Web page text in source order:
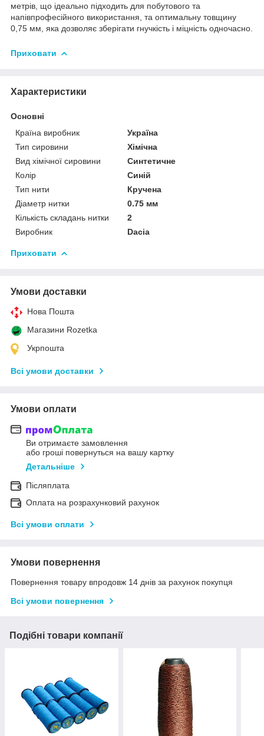
метрів, що ідеально підходить для побутового та
напівпрофесійного використання, та оптимальну товщину
0,75 мм, яка дозволяє зберігати гнучкість і міцність одночасно.
Приховати
Характеристики
Основні
Країна виробник
Україна
Тип сировини
Хімічна
Вид хімічної сировини
Синтетичне
Колір
Синій
Тип нити
Кручена
Діаметр нитки
0.75 мм
Кількість складань нитки
2
Виробник
Dacia
Приховати
Умови доставки
Нова Пошта
Магазини Rozetka
Укрпошта
Всі умови доставки
Умови оплати
Ви отримаєте замовлення
або гроші повернуться на вашу картку
Детальніше
Післяплата
Оплата на розрахунковий рахунок
Всі умови оплати
Умови повернення
Повернення товару впродовж 14 днів за рахунок покупця
Всі умови повернення
Подібні товари компанії